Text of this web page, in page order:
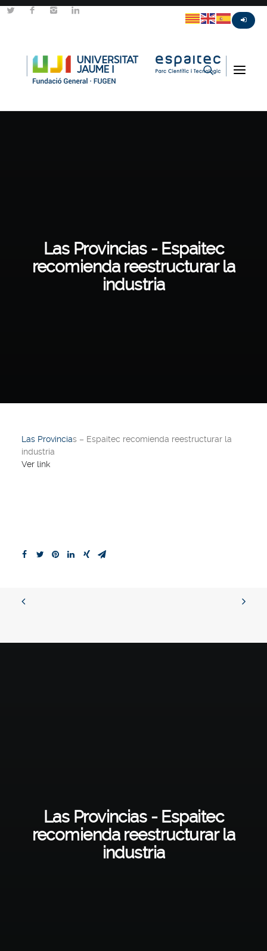
Las Provincias - Espaitec
recomienda reestructurar la
industria
Las Provincias – Espaitec recomienda reestructurar la
industria
Ver link
Las Provincias - Espaitec
recomienda reestructurar la
industria